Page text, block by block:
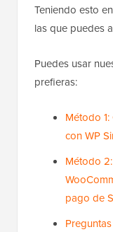
Teniendo esto
las que puedes
Puedes usar
prefieras:
Método
con WP
Método
pago de